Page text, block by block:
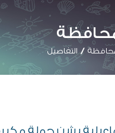
التفاصيل
يشن حملة